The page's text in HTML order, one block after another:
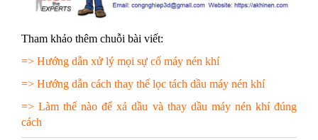
Tham khảo thêm chuỗi bài viết:
=> Hướng dẫn xử lý mọi sự cố máy nén khí
=> Hướng dẫn cách thay thế lọc tách dầu máy nén khí
=>Làm thế nào để xả dầu và thay dầu máy nén khí đúng
cách